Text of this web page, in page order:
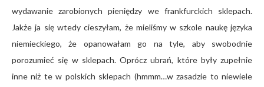
wydawanie zarobionych pieniędzy we frankfurckich sklepach.
Jakże ja się wtedy cieszyłam, że mieliśmy w szkole naukę języka
niemieckiego, że opanowałam go na tyle, aby swobodnie
porozumieć się w sklepach. Oprócz ubrań, które były zupełnie
inne niż te w polskich sklepach (hmmm…w zasadzie to niewiele